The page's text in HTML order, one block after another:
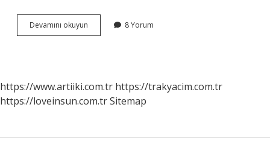
Devamını okuyun
Devlet
8 Yorum
https://www.artiiki.com.tr https://trakyacim.com.tr
https://loveinsun.com.trSitemap